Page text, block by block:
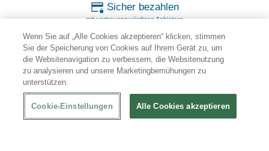
Sicher bezahlen
mit vertrauenswürdigen Anbietern
100 % Garantie
bei beschädigter Lieferung
Individuelle Beratung
Wenn Sie auf „Alle Cookies akzeptieren“ klicken, stimmen
Sie der Speicherung von Cookies auf Ihrem Gerät zu, um
die Websitenavigation zu verbessern, die Websitenutzung
zu analysieren und unsere Marketingbemühungen zu
unterstützen.
Cookie-Einstellungen Alle Cookies akzeptieren